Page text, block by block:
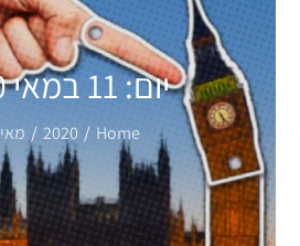
יום:11 במאי 2020
Home
2020 מאי